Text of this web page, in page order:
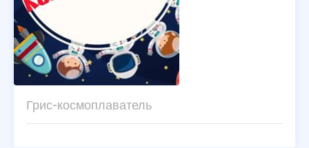
Грис-космоплаватель